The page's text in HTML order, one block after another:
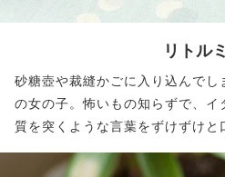
リトル
砂糖壺や裁縫かごに入り込んでし
の女の子。怖いもの知らずで、イ
質を突くような言葉をずけずけと